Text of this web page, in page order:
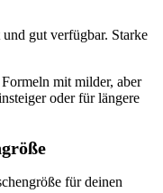
gut verfügbar. Starke
mit milder, aber
oder für längere
für deinen